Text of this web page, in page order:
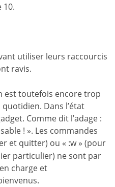
10.
utiliser leurs raccourcis
ravis.
est toutefois encore trop
Dans l’état
Comme dit l’adage :
! ». Les commandes
et quitter) ou « :w » (pour
particulier) ne sont par
charge et